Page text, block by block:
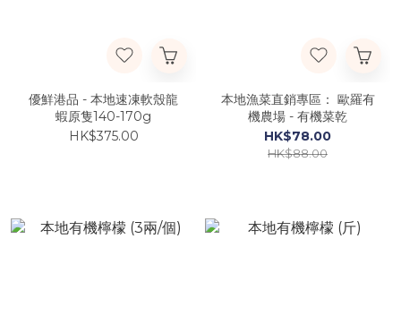
優鮮港品 - 本地速凍軟殼龍
蝦原隻140-170g
HK$375.00
本地漁菜直銷專區： 歐羅有
機農場 - 有機菜乾
HK$78.00
HK$88.00